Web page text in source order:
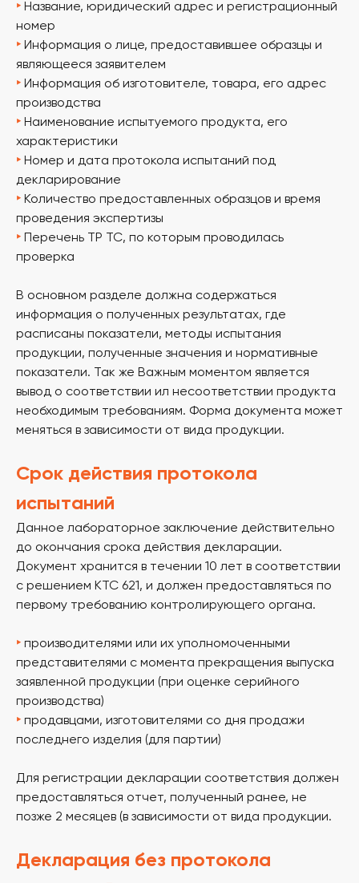
‣ Название, юридический адрес и регистрационный
номер
‣ Информация о лице, предоставившее образцы и
являющееся заявителем
‣ Информация об изготовителе, товара, его адрес
производства
‣ Наименование испытуемого продукта, его
характеристики
‣ Номер и дата протокола испытаний под
декларирование
‣ Количество предоставленных образцов и время
проведения экспертизы
‣
Перечень ТР ТС, по которым проводилась
проверка
В основном разделе должна содержаться
информация о полученных результатах, где
расписаны показатели, методы испытания
продукции, полученные значения и нормативные
показатели. Так же Важным моментом является
вывод о соответствии ил несоответствии продукта
необходимым требованиям. Форма документа может
меняться в зависимости от вида продукции.
Срок действия протокола
испытаний
Данное лабораторное заключение действительно
до окончания срока действия декларации.
Документ хранится в течении 10 лет в соответствии
с решением КТС 621, и должен предоставляться по
первому требованию контролирующего органа.
‣ производителями или их уполномоченными
представителями с момента прекращения выпуска
заявленной продукции (при оценке серийного
производства)
‣ продавцами, изготовителями со дня продажи
последнего изделия (для партии)
Для регистрации декларации соответствия должен
предоставляться отчет, полученный ранее, не
позже 2 месяцев (в зависимости от вида продукции.
Декларация без протокола
Получитебесплатную
экспертов
Я согласен (на) с условиями политики
конфиденциальности
обработку персональных
данных
наши эксперты подберут для вас наиболее
выгодный порядок сертификации, с учетом